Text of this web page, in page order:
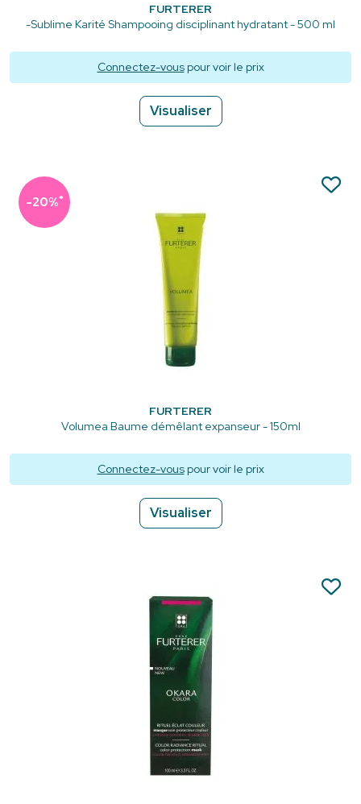
FURTERER
-Sublime Karité Shampooing disciplinant hydratant - 500 ml
Connectez-vouspour voir le prix
Visualiser
-20%*
FURTERER
Volumea Baume démêlant expanseur - 150ml
Connectez-vouspour voir le prix
Visualiser